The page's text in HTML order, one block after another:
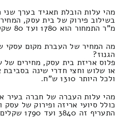
מהי עלות הובלת תאגיד בערך שני
מ"ר התמחור הוא 1780 ועד 80 שקלים.
מה המחיר של העברת מקום עסקי
הגנוז?
פלוס אריזת בית עסק, מחירים
ולכל היותר 1310 ש"ח.
מהי עלות העברה של חברה בעיר אור הגנוז 4
התעריף זה 3840 ועד 1790 שקלים חדשים.